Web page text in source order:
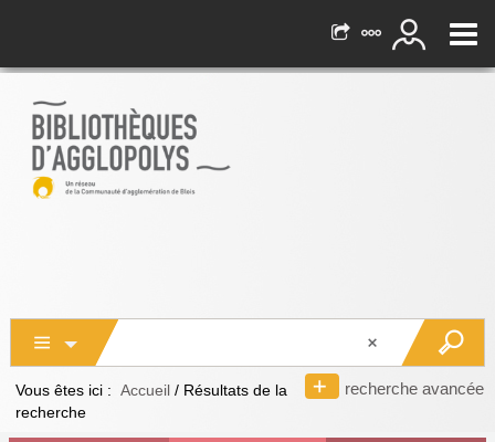
recherche avancée
Vous êtes ici : Accueil / Résultats de la
recherche